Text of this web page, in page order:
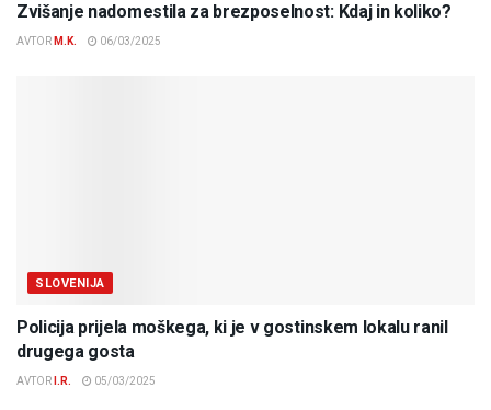
Zvišanje nadomestila za brezposelnost: Kdaj in koliko?
AVTOR M.K. 06/03/2025
SLOVENIJA
Policija prijela moškega, ki je v gostinskem lokalu ranil
drugega gosta
AVTOR I.R. 05/03/2025